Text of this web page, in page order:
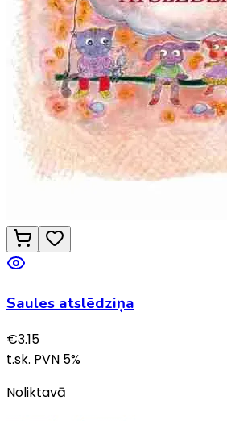
Saules atslēdziņa
€3.15
t.sk. PVN 5%
Noliktavā